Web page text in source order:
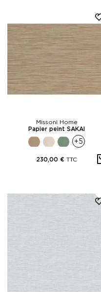
Missoni Home
Papier peint SAKAI
+5
230,00 € TTC